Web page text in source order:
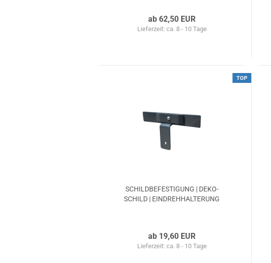
ab 62,50 EUR
Lieferzeit: ca. 8 - 10 Tage
TOP
SCHILD­BE­FES­TI­GUNG | DE­KO­
SCHILD | EIN­DREH­HAL­TE­RUNG
ab 19,60 EUR
Lieferzeit: ca. 8 - 10 Tage